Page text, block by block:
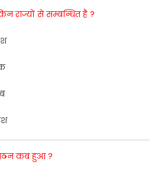
राज्योंसेसम्बन्धितहै ?
नकबहुआ?